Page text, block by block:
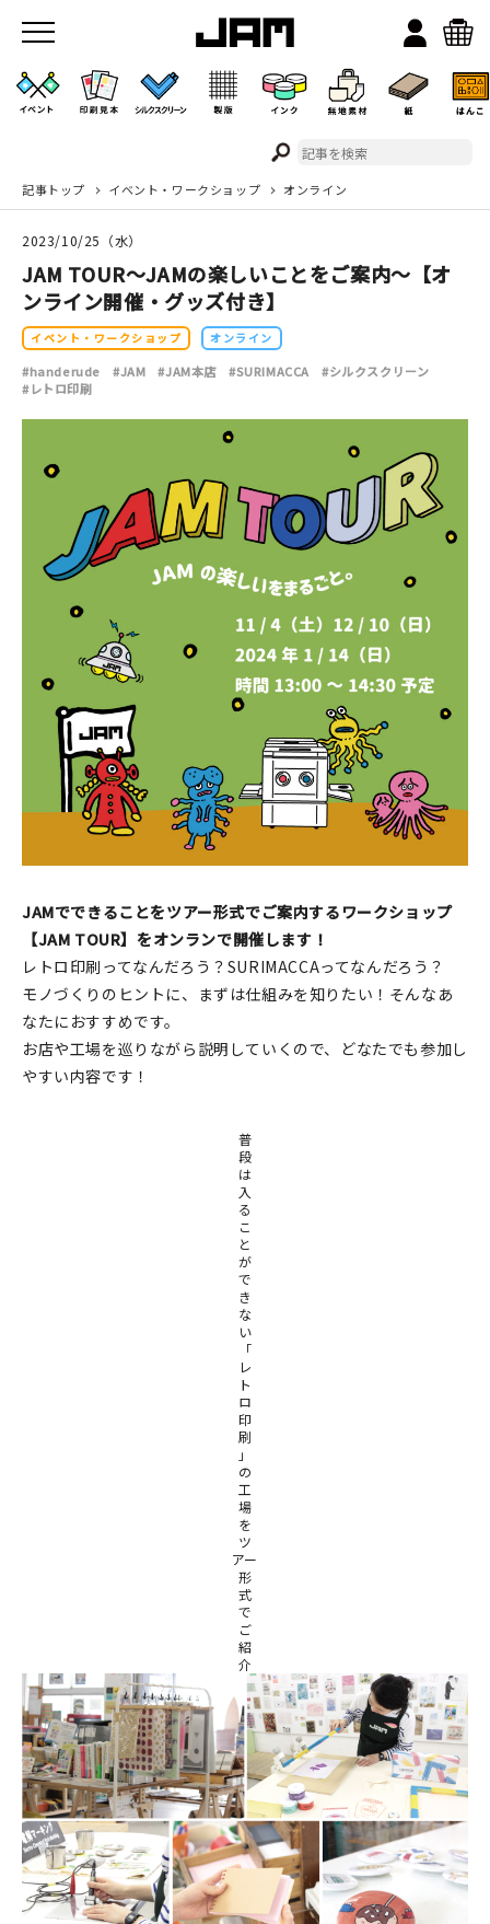
JAMのこと
シルクスクリーン
無地素材
文房具
雑貨
はんこ
JAMグッズ
台湾グッズ
在庫限り
お問い合わせ
記事トップ イベント・ワークショップ オンライン
2023/10/25（水）
JAM TOUR～JAMの楽しいことをご案内～【オ
ンライン開催・グッズ付き】
イベント・ワークショップ オンライン
#handerude #JAM #JAM本店 #SURIMACCA
#シルクスクリーン
#レトロ印刷
JAMでできることをツアー形式でご案内するワークショップ
【JAM TOUR】をオンランで開催します！
レトロ印刷ってなんだろう？SURIMACCAってなんだろう？
モノづくりのヒントに、まずは仕組みを知りたい！そんなあ
なたにおすすめです。
お店や工場を巡りながら説明していくので、どなたでも参加し
やすい内容です！
普
段
は
入
る
こ
と
が
で
き
な
い
「
レ
ト
ロ
印
刷
」
の
工
場
を
ツ
アー
形
式
で
ご
紹
介